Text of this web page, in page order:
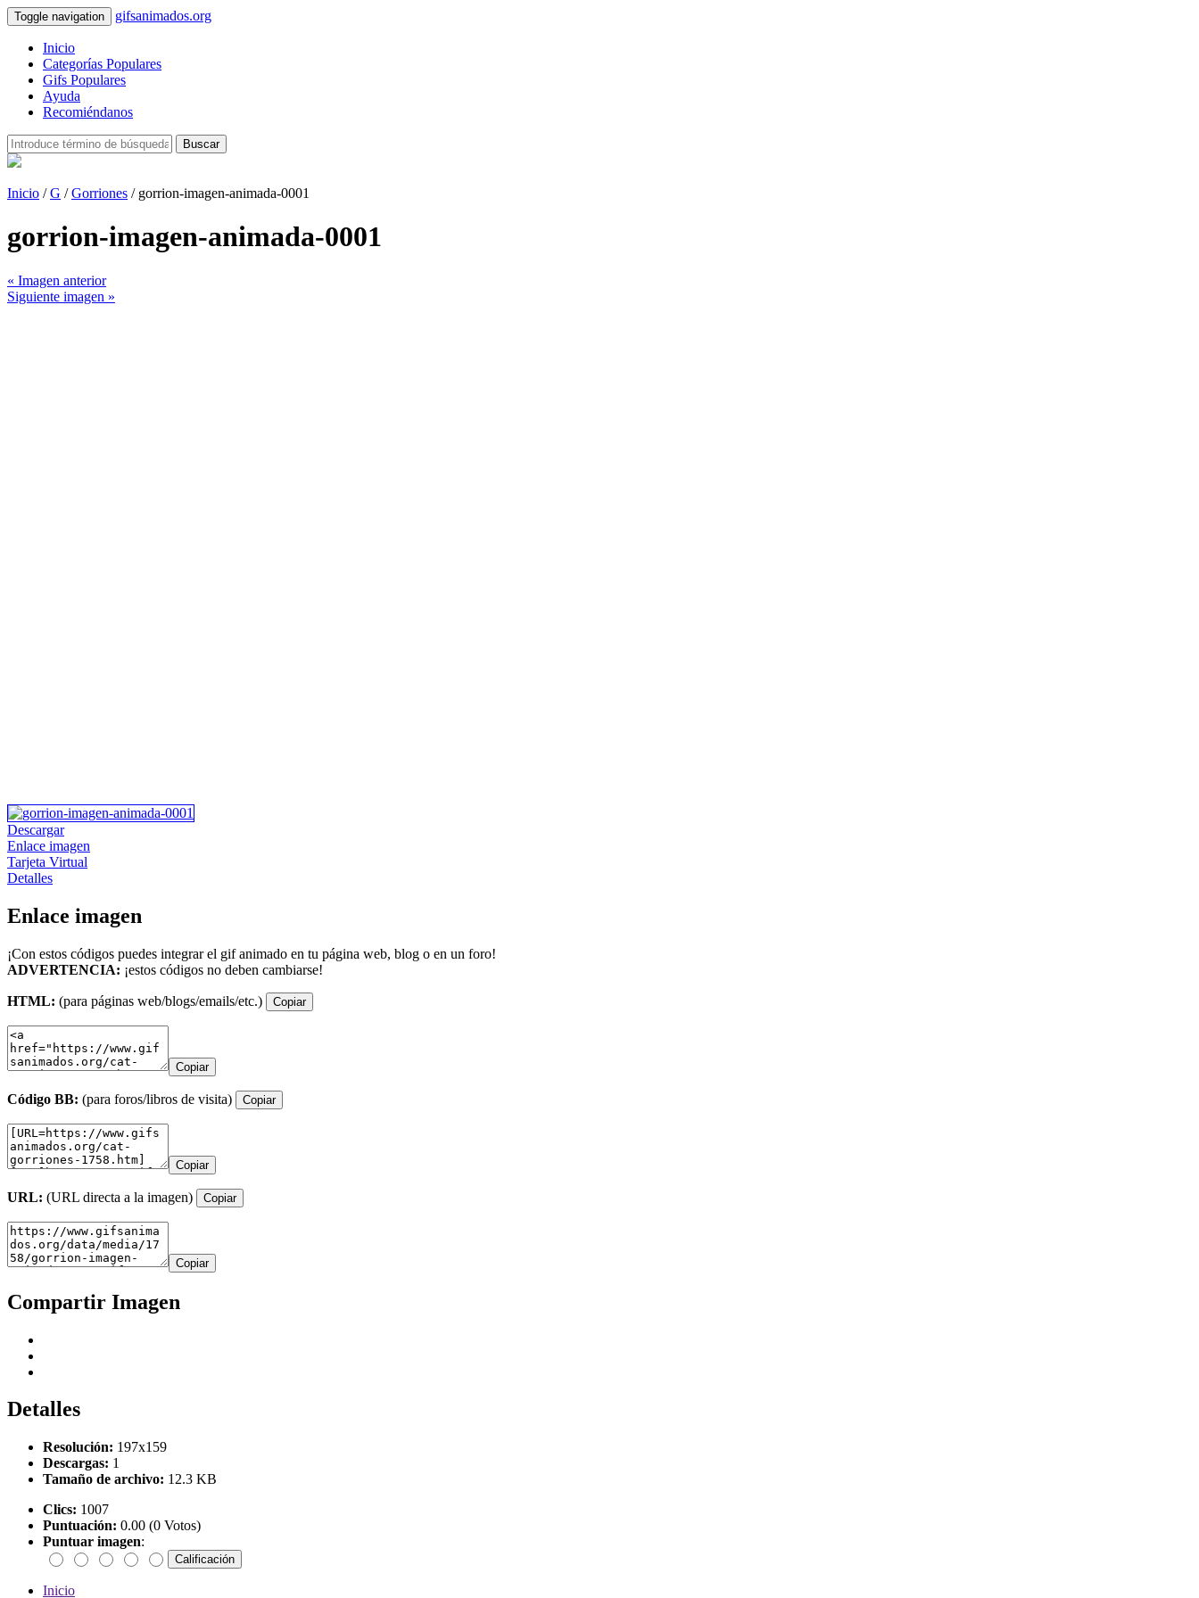
Toggle navigation gifsanimados.org
Inicio
Categorías Populares
Gifs Populares
Ayuda
Recomiéndanos
Buscar
Inicio /G /Gorriones / gorrion-imagen-animada-0001
gorrion-imagen-animada-0001
« Imagen anterior
Siguiente imagen »
Descargar
Enlace imagen
Tarjeta Virtual
Detalles
Enlace imagen
¡Con estos códigos puedes integrar el gif animado en tu página web, blog o en un foro!
ADVERTENCIA: ¡estos códigos no deben cambiarse!
HTML: (para páginas web/blogs/emails/etc.) Copiar
Copiar
Código BB: (para foros/libros de visita) Copiar
Copiar
URL: (URL directa a la imagen) Copiar
Copiar
Compartir Imagen
Detalles
Resolución: 197x159
Descargas: 1
Tamaño de archivo: 12.3 KB
Clics: 1007
Puntuación: 0.00 (0 Votos)
Puntuar imagen:
Inicio